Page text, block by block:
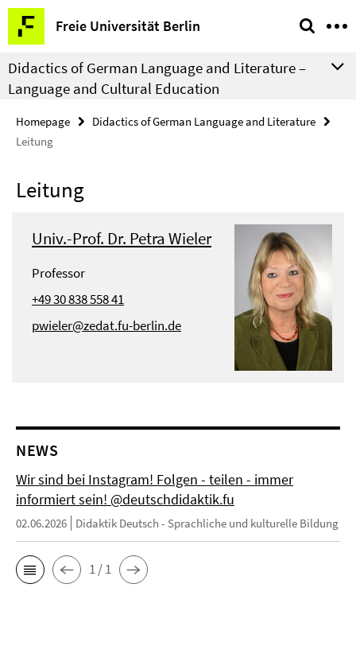
Springe
direkt
zu
Inhalt
Freie Universität Berlin
Service
Navigation
Didactics of German Language and Literature –
Language and Cultural Education
Homepage
Didactics of German Language and Literature
Leitung
Leitung
Univ.-Prof. Dr. Petra Wieler
Professor
+49 30 838 558 41
pwieler@zedat.fu-berlin.de
NEWS
Wir sind bei Instagram! Folgen - teilen - immer
informiert sein! @deutschdidaktik.fu
02.06.2026 Didaktik Deutsch - Sprachliche und kulturelle Bildung
1 / 1